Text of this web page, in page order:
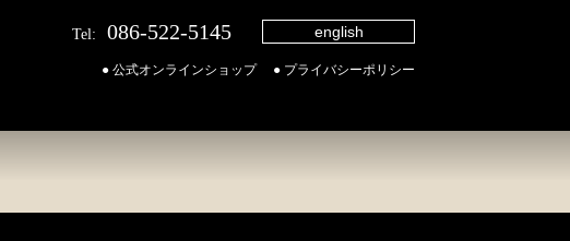
Tel: 086-522-5145 english
● 公式オンラインショップ ● プライバシーポリシー